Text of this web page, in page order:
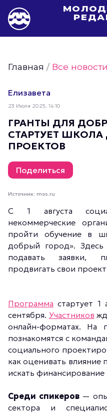
Фотогалереи Молодёжи
Статьи Молодёжи Москвы
Молодёжь Москвы
Молодёжь Москвы
Молодёжь Москвы в
Молодёжь Москвы здоровая
Молодёжь Москвы
Молодёжь Москвы
Все новости
Главная /Все новости
Елизавета
23 Июля 2025, 14:10
ГРАНТЫ ДЛЯ
СТАРТУЕТ
ПРОЕКТОВ
Поделиться
Источник: mos.ru
С 1 августа
некоммерческие
пройти обучение в
добрый город». Здесь
подавать заявки,
продвигать свои
Программа стартует 1
сентября. Участников
онлайн-форматах. На
познакомятся с
социального
как оценивать влияние
искать
Среди спикеров—
сектора и